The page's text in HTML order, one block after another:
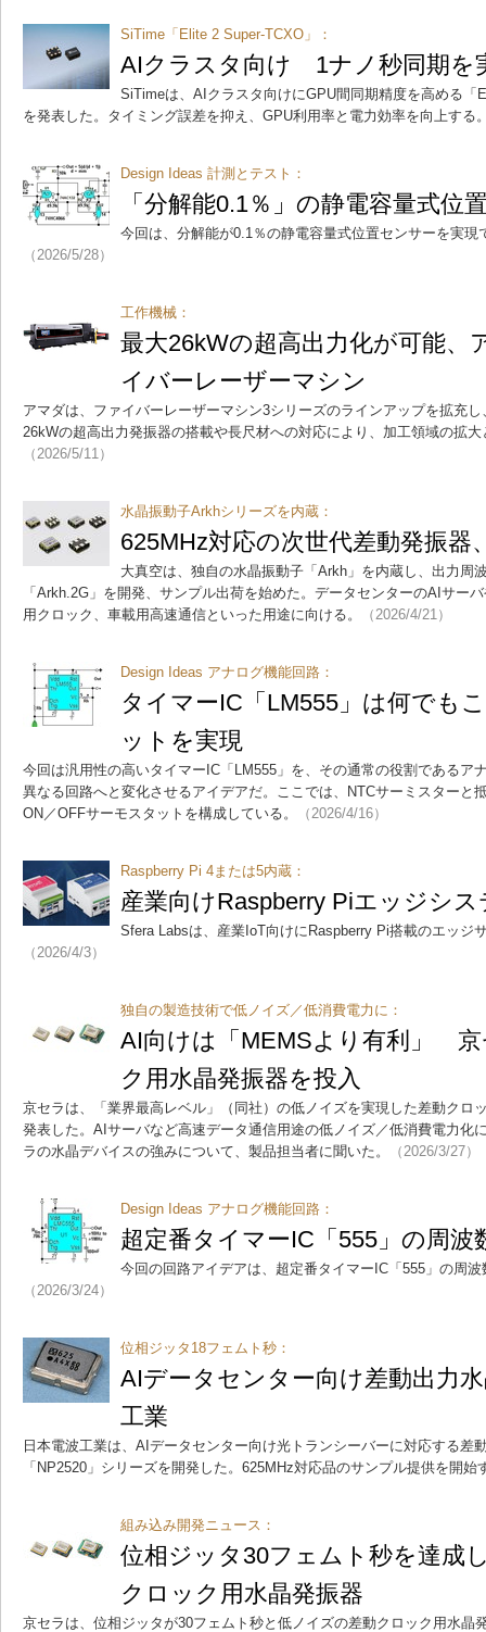
SiTime「Elite 2 Super-TCXO」：
AIクラスタ向け 1ナノ秒同期を
SiTimeは、AIクラスタ向けにGPU間同期精度を高める「
を発表した。タイミング誤差を抑え、GPU利用率と電力効率を向上する
Design Ideas 計測とテスト：
「分解能0.1％」の静電容量式位
今回は、分解能が0.1％の静電容量式位置センサーを実現
（2026/5/28）
工作機械：
最大26kWの超高出力化が可能、
イバーレーザーマシン
アマダは、ファイバーレーザーマシン3シリーズのラインアップを拡充
26kWの超高出力発振器の搭載や長尺材への対応により、加工領域の拡
（2026/5/11）
水晶振動子Arkhシリーズを内蔵：
625MHz対応の次世代差動発振器
大真空は、独自の水晶振動子「Arkh」を内蔵し、出力周
「Arkh.2G」を開発、サンプル出荷を始めた。データセンターのAIサー
用クロック、車載用高速通信といった用途に向ける。
（2026/4/21）
Design Ideas アナログ機能回路：
タイマーIC「LM555」は何で
ットを実現
今回は汎用性の高いタイマーIC「LM555」を、その通常の役割であるア
異なる回路へと変化させるアイデアだ。ここでは、NTCサーミスターと
ON／OFFサーモスタットを構成している。
（2026/4/16）
Raspberry Pi 4または5内蔵：
産業向けRaspberry Piエッジシ
Sfera Labsは、産業IoT向けにRaspberry Pi搭載のエッジ
（2026/4/3）
独自の製造技術で低ノイズ／低消費電力に：
AI向けは「MEMSより有利」
ク用水晶発振器を投入
京セラは、「業界最高レベル」（同社）の低ノイズを実現した差動クロ
発表した。AIサーバなど高速データ通信用途の低ノイズ／低消費電力化
ラの水晶デバイスの強みについて、製品担当者に聞いた。
（2026/3/27）
Design Ideas アナログ機能回路：
超定番タイマーIC「555」の周波
今回の回路アイデアは、超定番タイマーIC「555」の周
（2026/3/24）
位相ジッタ18フェムト秒：
AIデータセンター向け差動出力
工業
日本電波工業は、AIデータセンター向け光トランシーバーに対応する差
「NP2520」シリーズを開発した。625MHz対応品のサンプル提供を開始
組み込み開発ニュース：
位相ジッタ30フェムト秒を達成
クロック用水晶発振器
京セラは、位相ジッタが30フェムト秒と低ノイズの差動クロック用水晶